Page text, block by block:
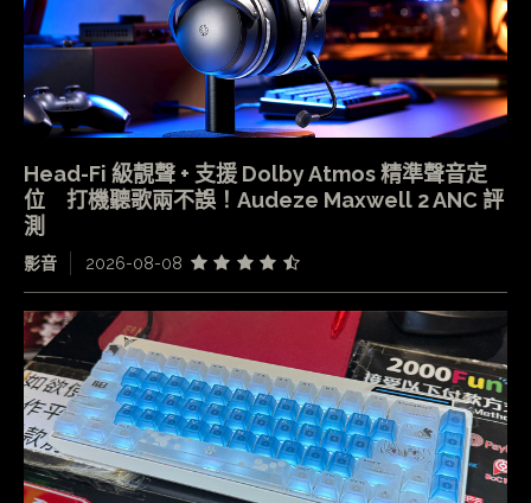
Head-Fi 級靚聲 + 支援 Dolby Atmos 精準聲音定
位 打機聽歌兩不誤！Audeze Maxwell 2 ANC 評
測
影音 2026-08-08